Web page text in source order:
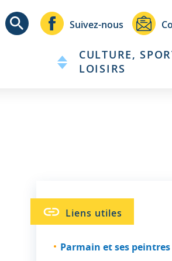
Header
-
Communication
Suivez-nous
CULTURE,
LOISIRS
Liens utiles
Parmain et ses peintres